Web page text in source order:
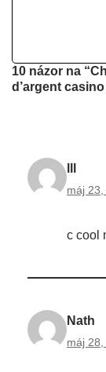
10 názor na
d’argent
máj
c cool
Nath
máj